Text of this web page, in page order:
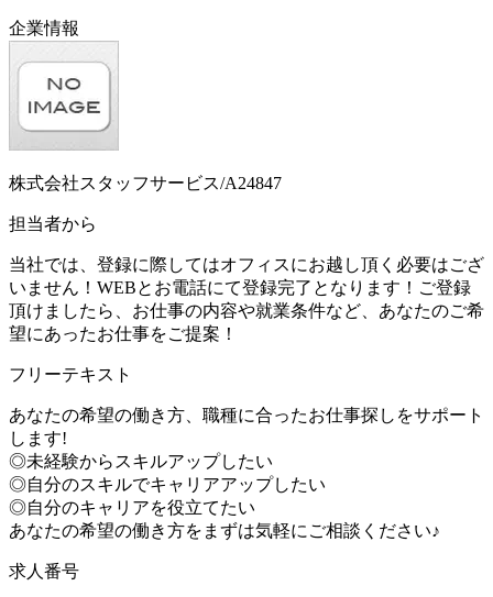
企業情報
株式会社スタッフサービス/A24847
担当者から
当社では、登録に際してはオフィスにお越し頂く必要はござ
いません！WEBとお電話にて登録完了となります！ご登録
頂けましたら、お仕事の内容や就業条件など、あなたのご希
望にあったお仕事をご提案！
フリーテキスト
あなたの希望の働き方、職種に合ったお仕事探しをサポート
します!
◎未経験からスキルアップしたい
◎自分のスキルでキャリアアップしたい
◎自分のキャリアを役立てたい
あなたの希望の働き方をまずは気軽にご相談ください♪
求人番号